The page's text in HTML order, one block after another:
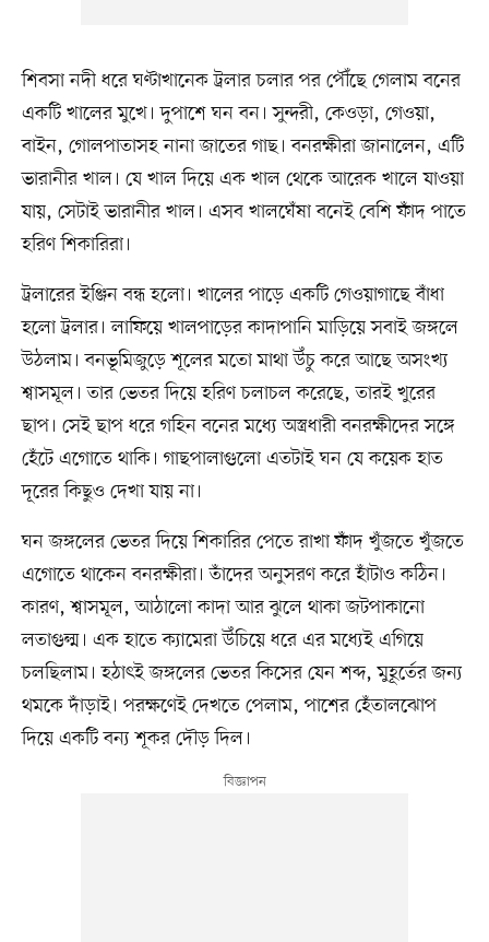
শিবসা নদী ধরে ঘণ্টাখানেক ট্রলার চলার পর পৌঁছে গেলাম বনের
একটি খালের মুখে। দুপাশে ঘন বন। সুন্দরী, কেওড়া, গেওয়া,
বাইন, গোলপাতাসহ নানা জাতের গাছ। বনরক্ষীরা জানালেন, এটি
ভারানীর খাল। যে খাল দিয়ে এক খাল থেকে আরেক খালে যাওয়া
যায়, সেটাই ভারানীর খাল। এসব খালঘেঁষা বনেই বেশি ফাঁদ পাতে
হরিণ শিকারিরা।
ট্রলারের ইঞ্জিন বন্ধ হলো। খালের পাড়ে একটি গেওয়াগাছে বাঁধা
হলো ট্রলার। লাফিয়ে খালপাড়ের কাদাপানি মাড়িয়ে সবাই জঙ্গলে
উঠলাম। বনভূমিজুড়ে শূলের মতো মাথা উঁচু করে আছে অসংখ্য
শ্বাসমূল। তার ভেতর দিয়ে হরিণ চলাচল করেছে, তারই খুরের
ছাপ। সেই ছাপ ধরে গহিন বনের মধ্যে অস্ত্রধারী বনরক্ষীদের সঙ্গে
হেঁটে এগোতে থাকি। গাছপালাগুলো এতটাই ঘন যে কয়েক হাত
দূরের কিছুও দেখা যায় না।
ঘন জঙ্গলের ভেতর দিয়ে শিকারির পেতে রাখা ফাঁদ খুঁজতে খুঁজতে
এগোতে থাকেন বনরক্ষীরা। তাঁদের অনুসরণ করে হাঁটাও কঠিন।
কারণ, শ্বাসমূল, আঠালো কাদা আর ঝুলে থাকা জটপাকানো
লতাগুল্ম। এক হাতে ক্যামেরা উঁচিয়ে ধরে এর মধ্যেই এগিয়ে
চলছিলাম। হঠাৎই জঙ্গলের ভেতর কিসের যেন শব্দ, মুহূর্তের জন্য
থমকে দাঁড়াই। পরক্ষণেই দেখতে পেলাম, পাশের হেঁতালঝোপ
দিয়ে একটি বন্য শূকর দৌড় দিল।